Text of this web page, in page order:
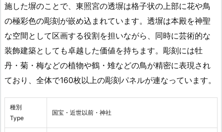
施した塀のことで、東照宮の透塀は格子状の上部に花や鳥
の極彩色の彫刻が嵌め込まれています。透塀は本殿を神聖
な空間として区画する役割を担いながら、同時に芸術的な
装飾建築としても卓越した価値を持ちます。彫刻には牡
丹・菊・梅などの植物や鶴・雉などの鳥が精密に表現され
ており、全体で160枚以上の彫刻パネルが連なっています。
種別
Type
国宝・近世以前・神社